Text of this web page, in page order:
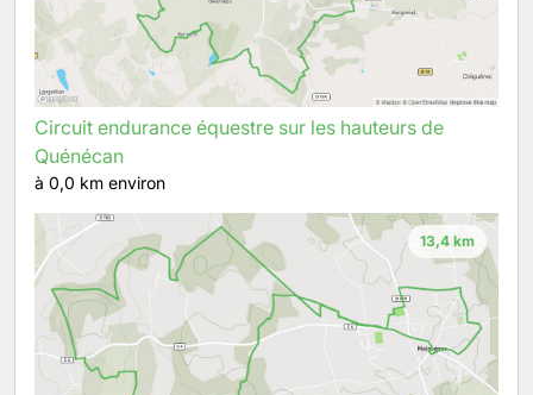
Circuit endurance équestre sur les hauteurs de
Quénécan
à 0,0 km environ
13,4 km